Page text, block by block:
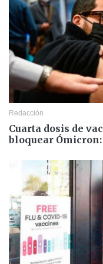
Redacción
Cuarta dosis de
bloquear